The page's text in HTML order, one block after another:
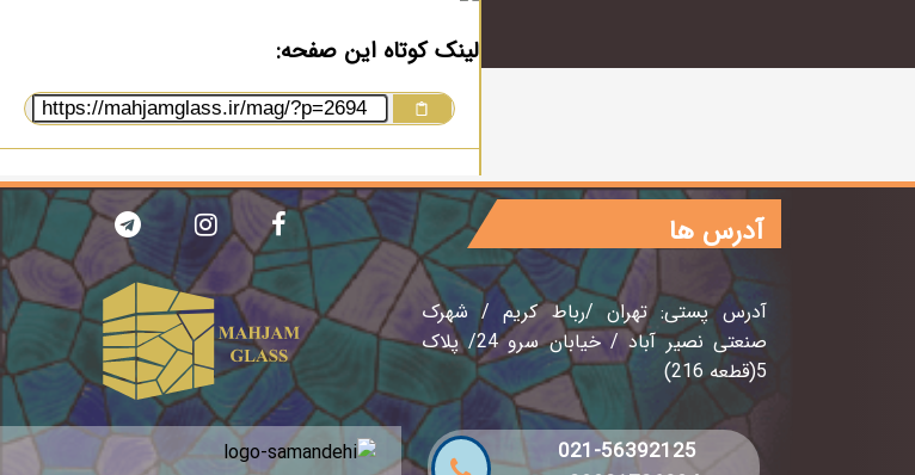
لینک کوتاه این صفحه:
آدرس ها
آدرس پستی: تهران /رباط کریم / شهرک
صنعتی نصیر آباد / خیابان سرو 24/ پلاک
5(قطعه 216)
021-56392125